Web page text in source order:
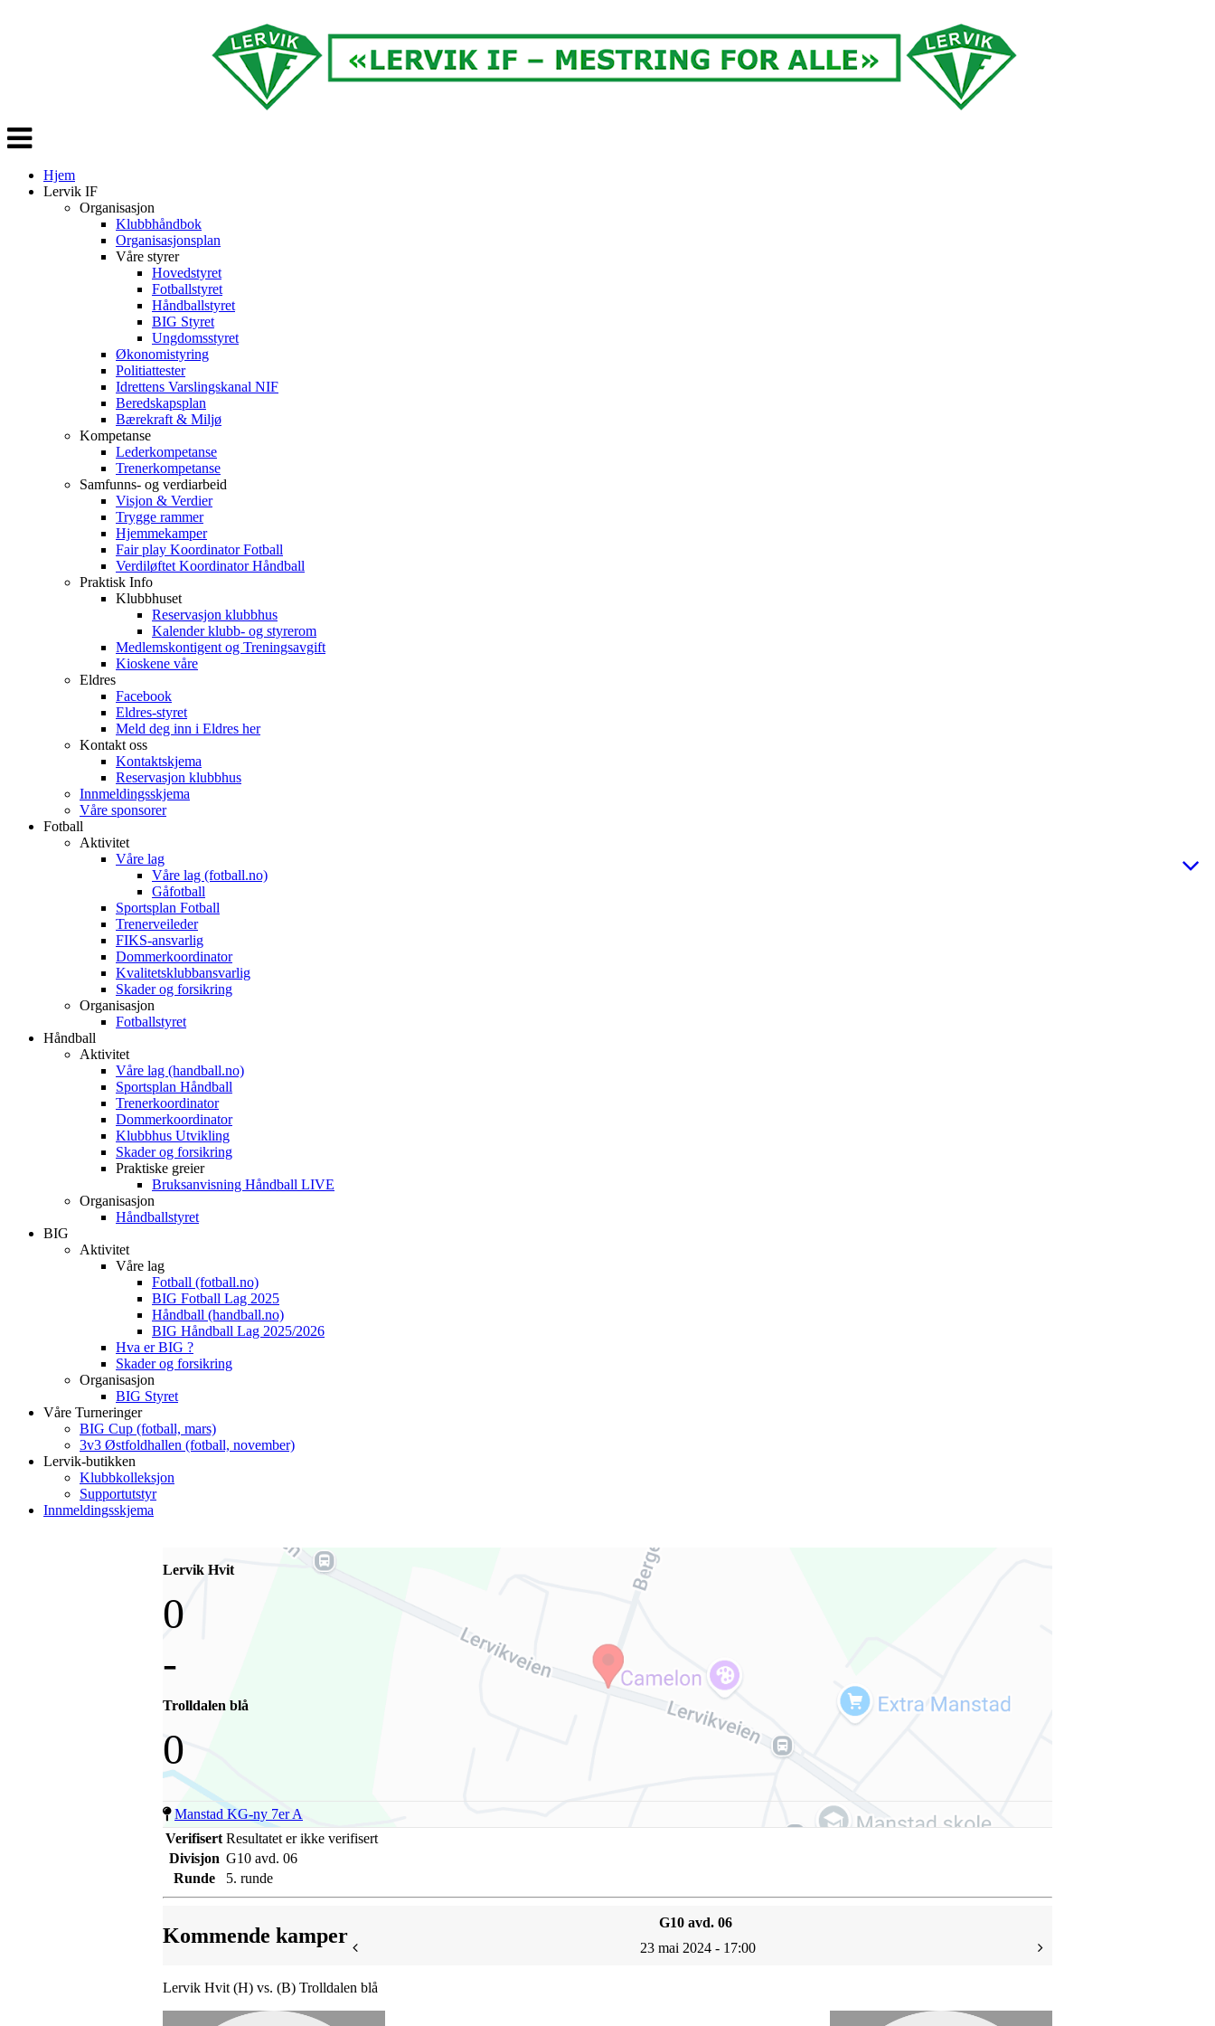
Veksle
navigasjon
Hjem
Lervik IF
Organisasjon
Klubbhåndbok
Organisasjonsplan
Våre styrer
Hovedstyret
Fotballstyret
Håndballstyret
BIG Styret
Ungdomsstyret
Økonomistyring
Politiattester
Idrettens Varslingskanal NIF
Beredskapsplan
Bærekraft & Miljø
Kompetanse
Lederkompetanse
Trenerkompetanse
Samfunns- og verdiarbeid
Visjon & Verdier
Trygge rammer
Hjemmekamper
Fair play Koordinator Fotball
Verdiløftet Koordinator Håndball
Praktisk Info
Klubbhuset
Reservasjon klubbhus
Kalender klubb- og styrerom
Medlemskontigent og Treningsavgift
Kioskene våre
Eldres
Facebook
Eldres-styret
Meld deg inn i Eldres her
Kontakt oss
Kontaktskjema
Reservasjon klubbhus
Innmeldingsskjema
Våre sponsorer
Fotball
Aktivitet
Våre lag
Våre lag (fotball.no)
Gåfotball
Sportsplan Fotball
Trenerveileder
FIKS-ansvarlig
Dommerkoordinator
Kvalitetsklubbansvarlig
Skader og forsikring
Organisasjon
Fotballstyret
Håndball
Aktivitet
Våre lag (handball.no)
Sportsplan Håndball
Trenerkoordinator
Dommerkoordinator
Klubbhus Utvikling
Skader og forsikring
Praktiske greier
Bruksanvisning Håndball LIVE
Organisasjon
Håndballstyret
BIG
Aktivitet
Våre lag
Fotball (fotball.no)
BIG Fotball Lag 2025
Håndball (handball.no)
BIG Håndball Lag 2025/2026
Hva er BIG ?
Skader og forsikring
Organisasjon
BIG Styret
Våre Turneringer
BIG Cup (fotball, mars)
3v3 Østfoldhallen (fotball, november)
Lervik-butikken
Klubbkolleksjon
Supportutstyr
Innmeldingsskjema
Lervik Hvit
0
-
Trolldalen blå
0
Manstad KG-ny 7er A
Verifisert Resultatet er ikke verifisert
Divisjon G10 avd. 06
Runde
5. runde
Kommende kamper
G10 avd. 06
23 mai 2024 - 17:00
Lervik Hvit (H) vs. (B) Trolldalen blå